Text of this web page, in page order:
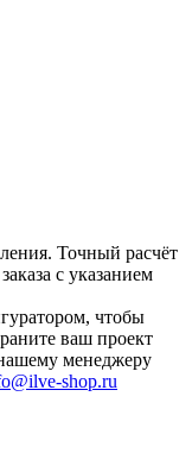
Точный расчёт
с указанием
чтобы
ваш проект
менеджеру
shop.ru